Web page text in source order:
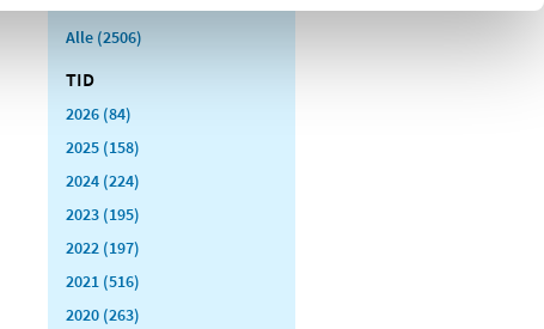
Alle (2506)
TID
2026 (84)
2025 (158)
2024 (224)
2023 (195)
2022 (197)
2021 (516)
2020 (263)